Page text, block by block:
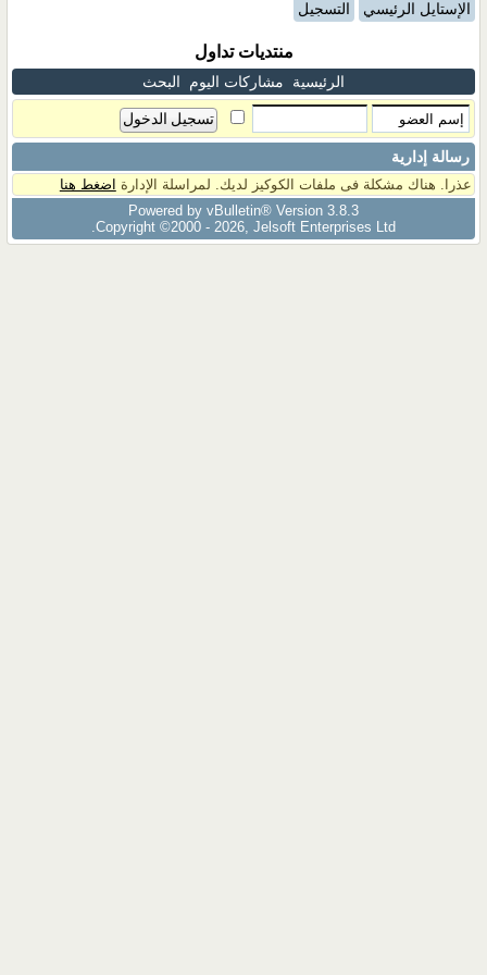
الإستايل الرئيسي التسجيل
منتديات تداول
الرئيسية مشاركات اليوم البحث
رسالة إدارية
عذرا. هناك مشكلة فى ملفات الكوكيز لديك. لمراسلة الإدارة اضغط هنا
Powered by vBulletin® Version 3.8.3
Copyright ©2000 - 2026, Jelsoft Enterprises Ltd.